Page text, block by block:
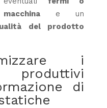
e un
del prodotto
i
di